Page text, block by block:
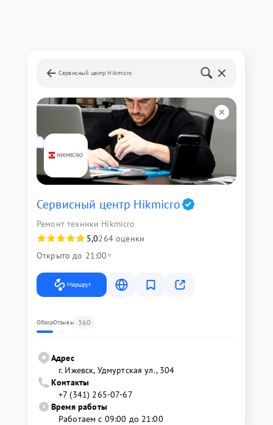
Сервисный центр Hikmicro
Сервисный центр Hikmicro
Ремонт техники Hikmicro
5,0264 оценки
Открыто до 21:00
Маршрут
ОбзорОтзывы 360
Адрес
г. Ижевск, Удмуртская ул., 304
Контакты
+7 (341) 265-07-67
Время работы
Работаем с 09:00 до 21:00